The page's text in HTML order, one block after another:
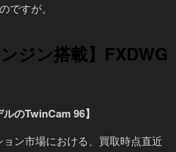
ですが。
ジン搭載】FXDWG
のTwinCam 96】
ン市場における、買取時点直近